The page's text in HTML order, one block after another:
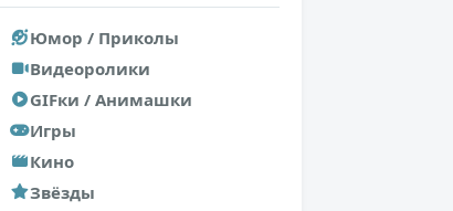
Юмор / Приколы
Видеоролики
GIFки / Анимашки
Игры
Кино
Звёзды